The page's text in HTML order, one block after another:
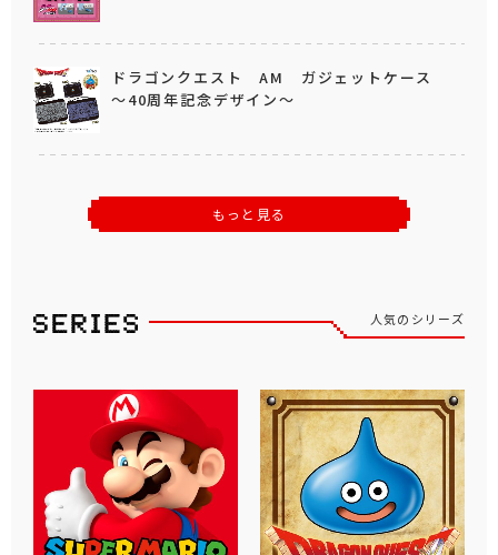
ドラゴンクエスト AM ガジェットケース
～40周年記念デザイン～
もっと見る
人気のシリーズ